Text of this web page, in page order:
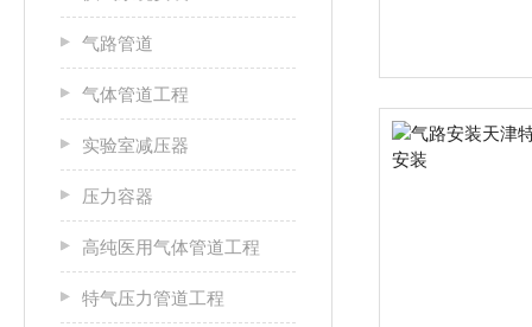
气路管道
气体管道工程
实验室减压器
压力容器
高纯医用气体管道工程
特气压力管道工程